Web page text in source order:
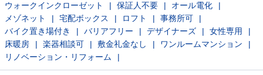
ウォークインクローゼット
保証人不要
オール電化
メゾネット
宅配ボックス ロフト
事務所可
バイク置き場付き
バリアフリー デザイナーズ
女性専用
床暖房
楽器相談可 敷金礼金なし
ワンルームマンション
リノベーション・リフォーム